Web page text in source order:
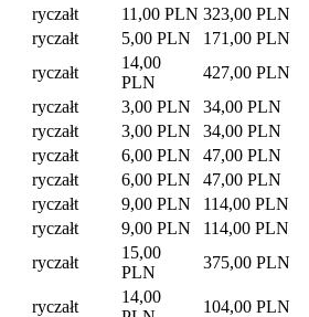
ryczałt 11,00 PLN 323,00 PLN
ryczałt 5,00 PLN
171,00 PLN
ryczałt
14,00
PLN
427,00 PLN
ryczałt 3,00 PLN
34,00 PLN
ryczałt 3,00 PLN
34,00 PLN
ryczałt 6,00 PLN
47,00 PLN
ryczałt 6,00 PLN
47,00 PLN
ryczałt 9,00 PLN
114,00 PLN
ryczałt 9,00 PLN
114,00 PLN
ryczałt
15,00
PLN
375,00 PLN
ryczałt
14,00
104,00 PLN